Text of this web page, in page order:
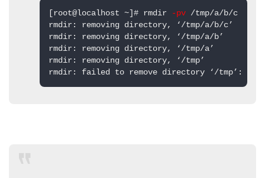
[root@localhost ~]# rmdir -pv /tmp/a/b/c
rmdir: removing directory, ‘/tmp/a/b/c’
rmdir: removing directory, ‘/tmp/a/b’
rmdir: removing directory, ‘/tmp/a’
rmdir: removing directory, ‘/tmp’
rmdir: failed to remove directory ‘/tmp’: